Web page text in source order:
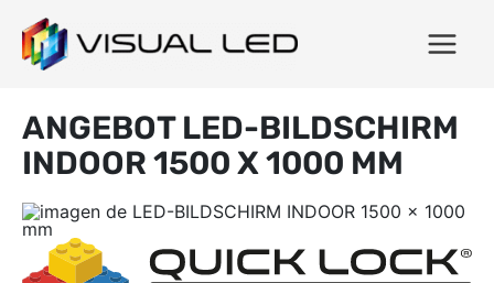
ANGEBOT LED-BILDSCHIRM
INDOOR 1500 X 1000 MM